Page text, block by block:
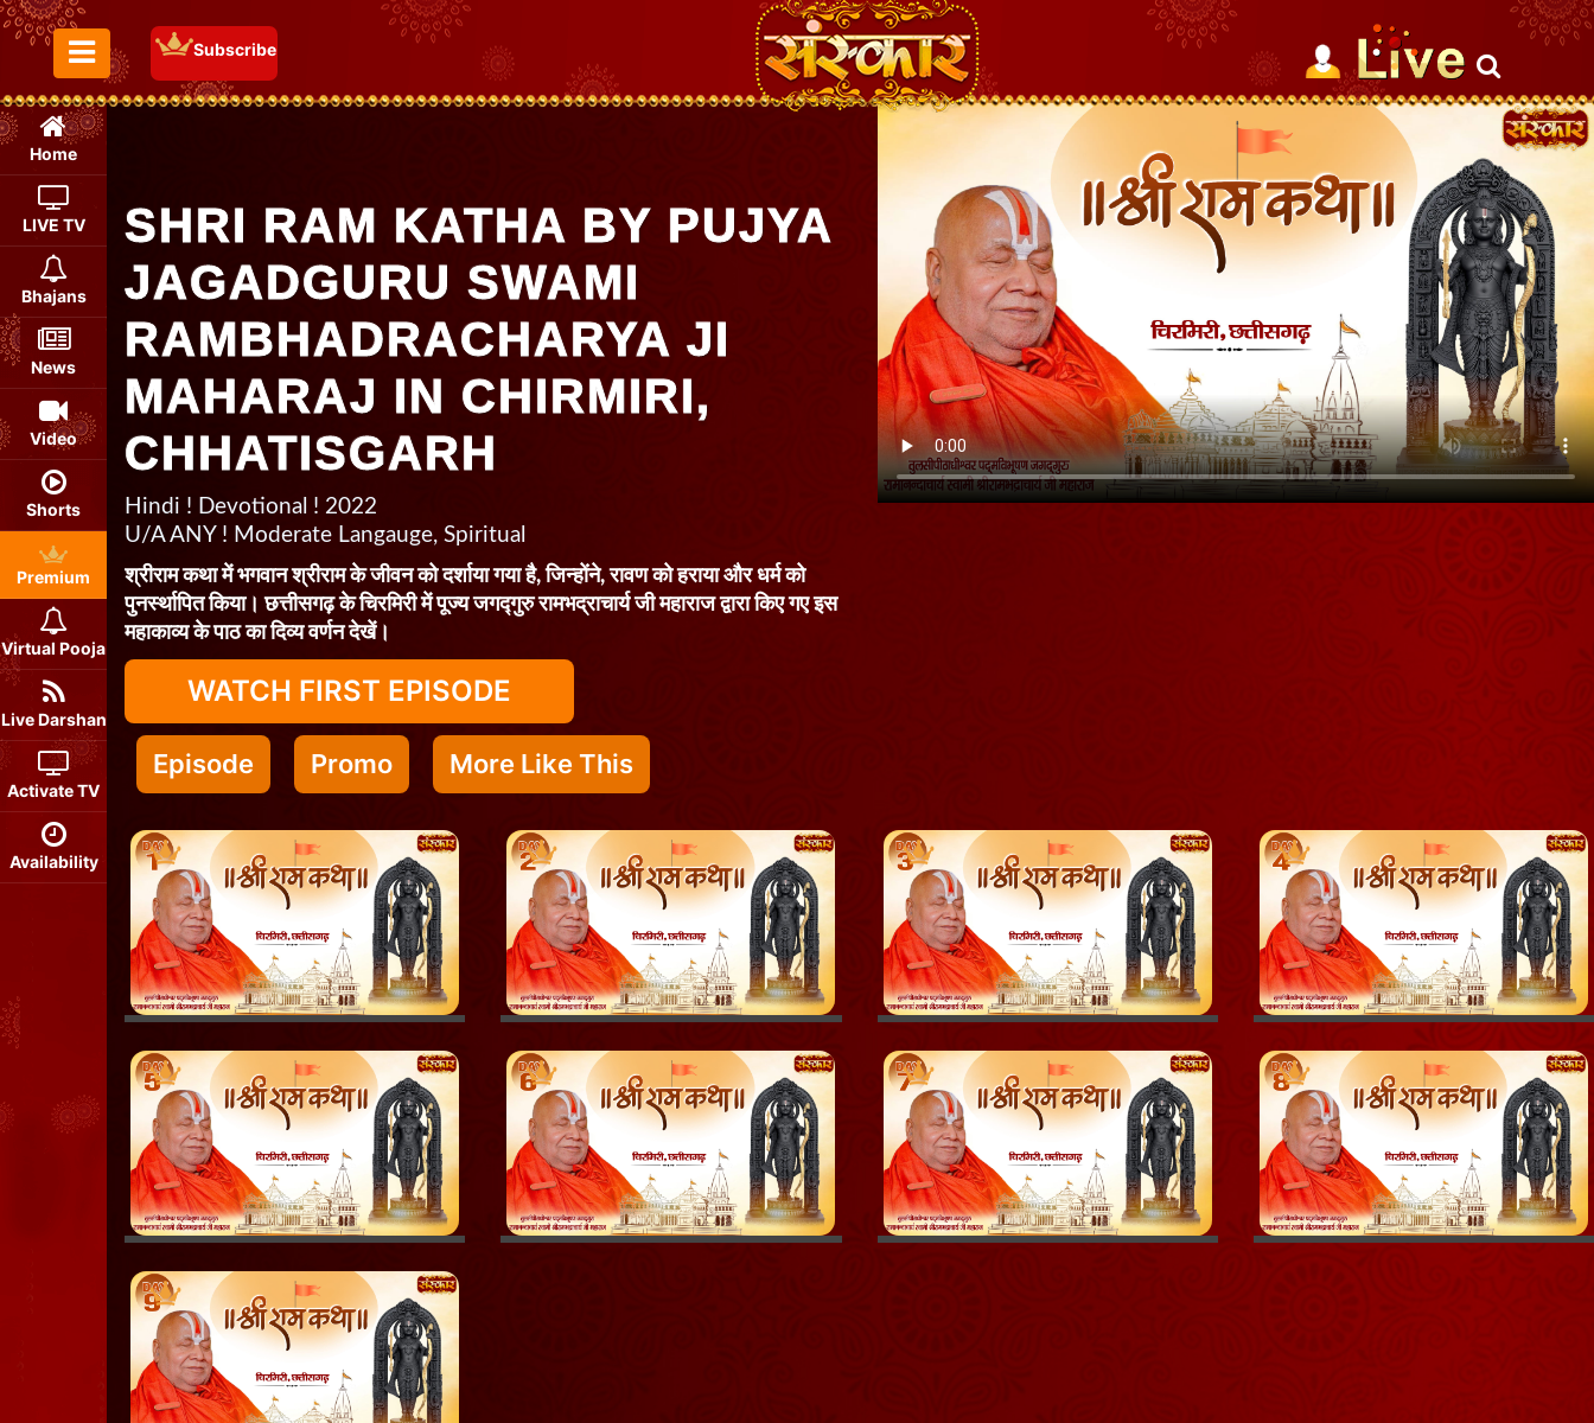
Toggle Menu
Subscribe
Home
LIVE TV
Bhajans
News
Video
Shorts
Premium
Virtual Pooja
Live Darshan
Activate TV
Availability
SHRI RAM KATHA BY PUJYA
JAGADGURU SWAMI
RAMBHADRACHARYA JI
MAHARAJ IN CHIRMIRI,
CHHATISGARH
Hindi ! Devotional ! 2022
U/A ANY ! Moderate Langauge, Spiritual
श्रीराम कथा में भगवान श्रीराम के जीवन को दर्शाया गया है, जिन्होंने, रावण को हराया और धर्म को
पुनर्स्थापित किया। छत्तीसगढ़ के चिरमिरी में पूज्य जगद्गुरु रामभद्राचार्य जी महाराज द्वारा किए गए इस
महाकाव्य के पाठ का दिव्य वर्णन देखें।
WATCH FIRST EPISODE
Episode Promo More Like This